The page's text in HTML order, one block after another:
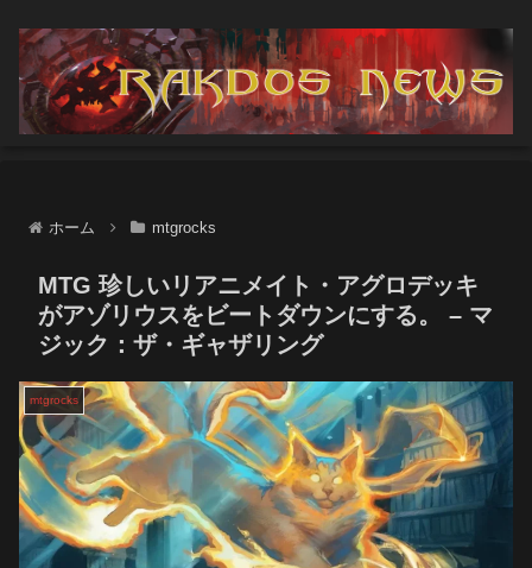
ホーム mtgrocks
MTG 珍しいリアニメイト・アグロデッキ
がアゾリウスをビートダウンにする。 – マ
ジック：ザ・ギャザリング
mtgrocks